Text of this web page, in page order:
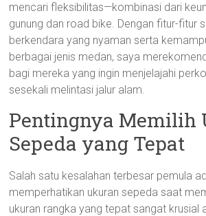
mencari fleksibilitas—kombinasi dari
gunung dan road bike. Dengan fitur-fitur
berkendara yang nyaman serta
berbagai jenis medan, saya
bagi mereka yang ingin menjelajahi
sesekali melintasi jalur alam.
Pentingnya Memilih
Sepeda yang Tepat
Salah satu kesalahan terbesar pemula
memperhatikan ukuran sepeda saat
ukuran rangka yang tepat sangat krusial